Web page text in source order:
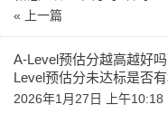
« 上一篇
A-Level预估分越高越好
Level预估分未达标是否有
2026年1月27日 上午10:18